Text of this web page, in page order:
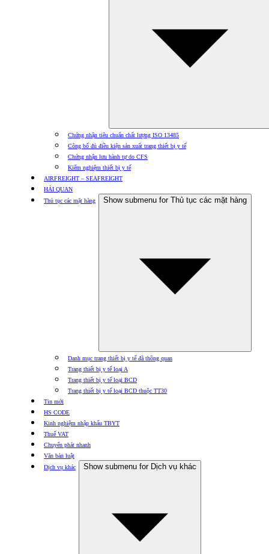
Chứng nhận tiêu chuẩn chất lượng ISO 13485
Công bố đủ điều kiện sản xuất trang thiết bị y tế
Chứng nhận lưu hành tự do CFS
Kiểm nghiệm thiết bị y tế
AIRFREIGHT – SEAFREIGHT
HẢI QUAN
Thủ tục các mặt hàng
Show submenu for Thủ tục các mặt hàng
Danh mục trang thiết bị y tế đã thông quan
Trang thiết bị y tế loại A
Trang thiết bị y tế loại BCD
Trang thiết bị y tế loại BCD thuộc TT30
Tin mới
HS CODE
Kinh nghiệm nhập khẩu TBYT
Thuế VAT
Chuyển phát nhanh
Văn bản luật
Dịch vụ khác
Show submenu for Dịch vụ khác